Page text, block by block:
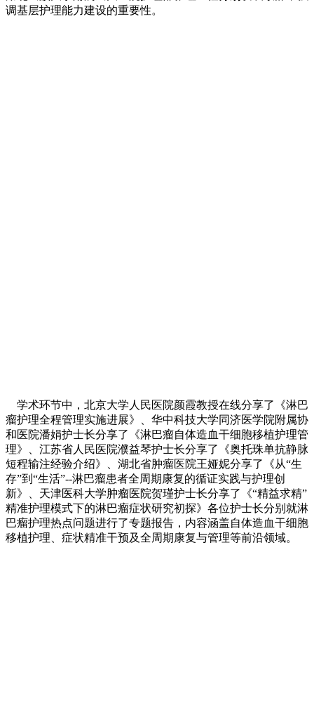
调基层护理能力建设的重要性。
学术环节中，北京大学人民医院颜霞教授在线分享了《淋巴
瘤护理全程管理实施进展》、华中科技大学同济医学院附属协
和医院潘娟护士长分享了《淋巴瘤自体造血干细胞移植护理管
理》、江苏省人民医院濮益琴护士长分享了《奥托珠单抗静脉
短程输注经验介绍》、湖北省肿瘤医院王娅妮分享了《从“生
存”到“生活”--淋巴瘤患者全周期康复的循证实践与护理创
新》、天津医科大学肿瘤医院贺瑾护士长分享了《“精益求精”
精准护理模式下的淋巴瘤症状研究初探》各位护士长分别就淋
巴瘤护理热点问题进行了专题报告，内容涵盖自体造血干细胞
移植护理、症状精准干预及全周期康复与管理等前沿领域。